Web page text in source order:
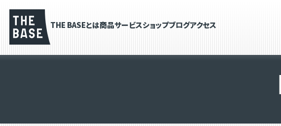
THE BASEとは商品サービスショップブログアクセス